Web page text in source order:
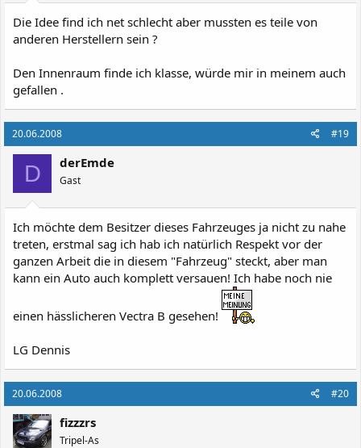
Die Idee find ich net schlecht aber mussten es teile von
anderen Herstellern sein ?
Den Innenraum finde ich klasse, würde mir in meinem auch
gefallen .
20.06.2008 #19
D derEmde
Gast
Ich möchte dem Besitzer dieses Fahrzeuges ja nicht zu nahe
treten, erstmal sag ich hab ich natürlich Respekt vor der
ganzen Arbeit die in diesem "Fahrzeug" steckt, aber man
kann ein Auto auch komplett versauen! Ich habe noch nie
einen hässlicheren Vectra B gesehen!
LG Dennis
20.06.2008 #20
fizzzrs
Tripel-As